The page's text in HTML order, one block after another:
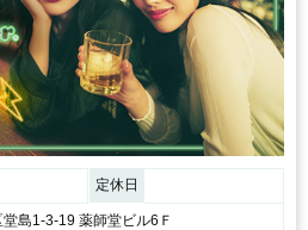
定休日
島1-3-19 薬師堂ビル6Ｆ